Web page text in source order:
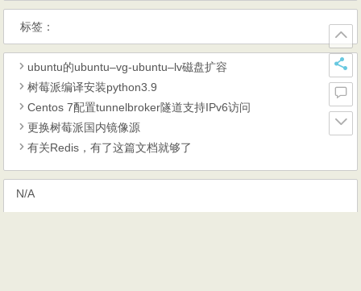
标签：
ubuntu的ubuntu–vg-ubuntu–lv磁盘扩容
树莓派编译安装python3.9
Centos 7配置tunnelbroker隧道支持IPv6访问
更换树莓派国内镜像源
有关Redis，有了这篇文档就够了
N/A